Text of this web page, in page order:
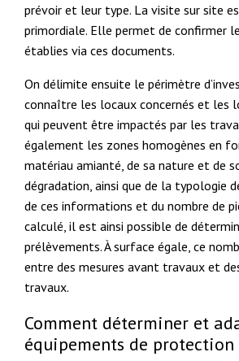
prévoir et leur type. La visite sur site
primordiale. Elle permet de confirmer
établies via ces documents.
On délimite ensuite le périmètre
connaître les locaux concernés et les
qui peuvent être impactés par les
également les zones homogènes en
matériau amianté, de sa nature et de
dégradation, ainsi que de la typologie
de ces informations et du nombre de
calculé, il est ainsi possible de
prélèvements. À surface égale, ce
entre des mesures avant travaux et
travaux.
Comment déterminer et
équipements de